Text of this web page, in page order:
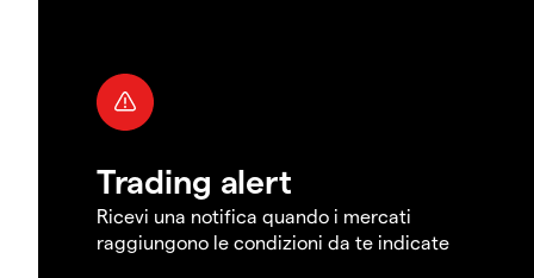
Trading alert
Ricevi una notifica quando i mercati
raggiungono le condizioni da te indicate